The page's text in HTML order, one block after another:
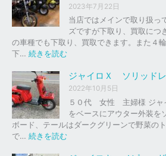
2023年7月22日
当店ではメインで取り扱っ
ズですが下取り、買取につ
の車種でも下取り、買取できます。また４
下… 続きを読む
ャ
イ
ロ
以
外
の
ジャイロＸ ソリッド
2022年10月5日
５０代 女性 主婦様 ジャ
をベースにアウター外装を
ボード、テールはダークグリーンで野菜の
で… 続きを読む